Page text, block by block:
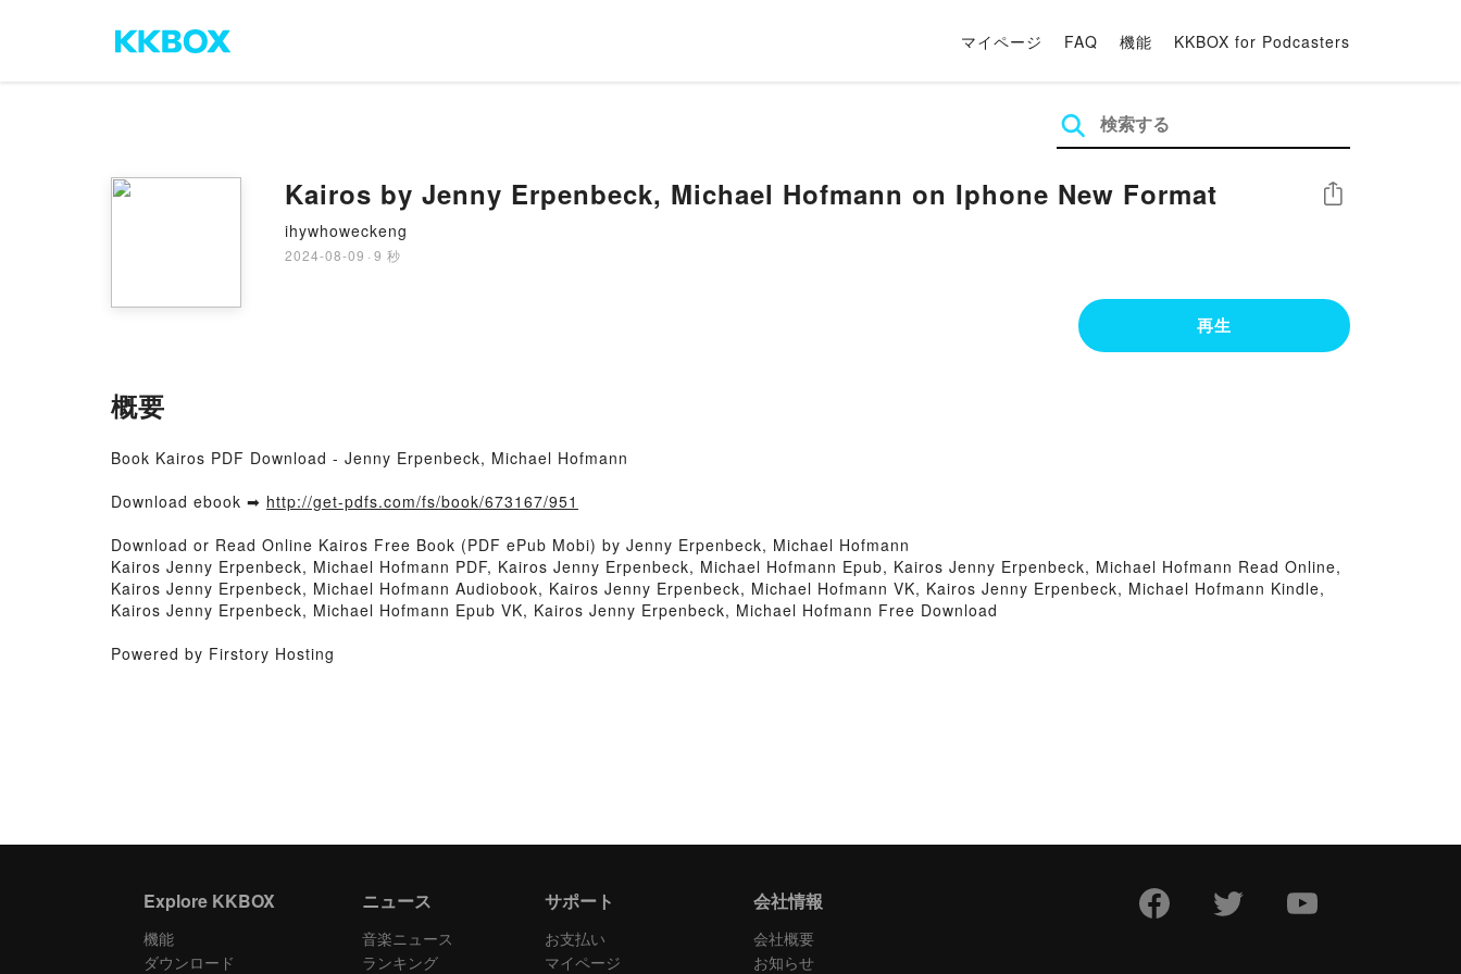
マイページ FAQ 機能 KKBOX for Podcasters
Kairos by Jenny Erpenbeck, Michael Hofmann on Iphone New Format
ihywhoweckeng
2024-08-09 · 9 秒
シェア
再生
概要
Book Kairos PDF Download - Jenny Erpenbeck, Michael Hofmann
Download ebook ➡ http://get-pdfs.com/fs/book/673167/951
Download or Read Online Kairos Free Book (PDF ePub Mobi) by Jenny Erpenbeck, Michael Hofmann
Kairos Jenny Erpenbeck, Michael Hofmann PDF, Kairos Jenny Erpenbeck, Michael Hofmann Epub, Kairos Jenny Erpenbeck, Michael Hofmann Read Online,
Kairos Jenny Erpenbeck, Michael Hofmann Audiobook, Kairos Jenny Erpenbeck, Michael Hofmann VK, Kairos Jenny Erpenbeck, Michael Hofmann Kindle,
Kairos Jenny Erpenbeck, Michael Hofmann Epub VK, Kairos Jenny Erpenbeck, Michael Hofmann Free Download
Powered by Firstory Hosting
Explore KKBOX
機能
ダウンロード
ニュース
音楽ニュース
ランキング
サポート
お支払い
マイページ
会社情報
会社概要
お知らせ